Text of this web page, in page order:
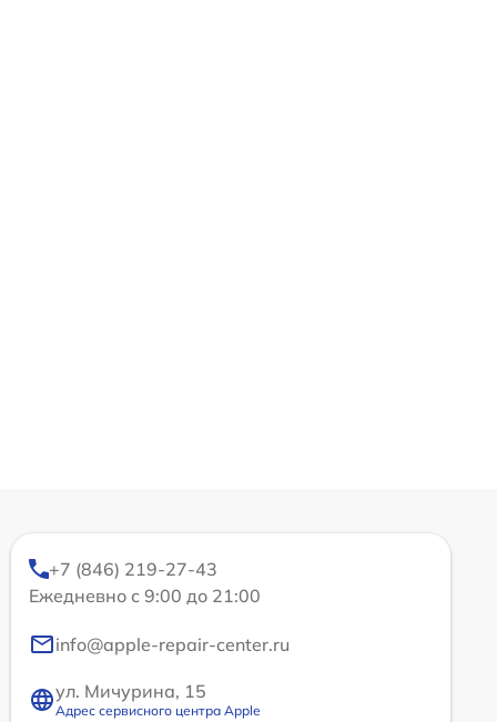
+7 (846) 219-27-43
Ежедневно с 9:00 до 21:00
info@apple-repair-center.ru
ул. Мичурина, 15
Адрес сервисного центра Apple